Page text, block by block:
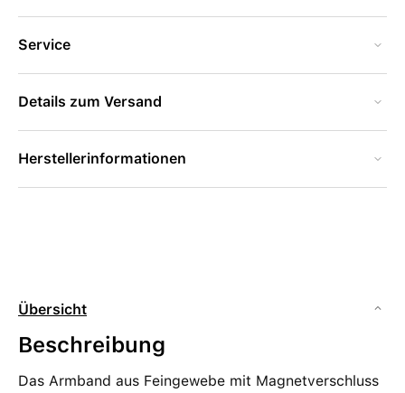
Service
Details zum Versand
Herstellerinformationen
Übersicht
Beschreibung
Das Armband aus Feingewebe mit Magnetverschluss